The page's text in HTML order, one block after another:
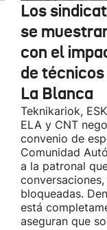
Los
se
con el
de
La Blanca
Teknikariok,
ELA y CNT
convenio de
Comunidad
a la patronal
bloqueadas.
está
aseguran que